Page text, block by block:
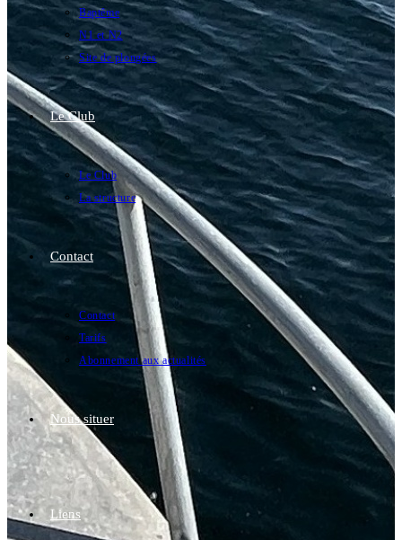
Baptême
N1 et N2
Site de plongées
Le Club
Le Club
La structure
Contact
Contact
Tarifs
Abonnement aux actualités
Nous situer
Liens